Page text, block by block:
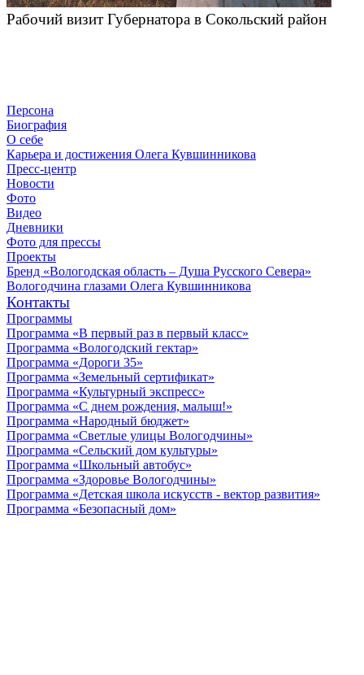
Рабочий визит Губернатора в Сокольский район
Персона
Биография
О себе
Карьера и достижения Олега Кувшинникова
Пресс-центр
Новости
Фото
Видео
Дневники
Фото для прессы
Проекты
Бренд «Вологодская область – Душа Русского Севера»
Вологодчина глазами Олега Кувшинникова
Контакты
Программы
Программа «В первый раз в первый класс»
Программа «Вологодский гектар»
Программа «Дороги 35»
Программа «Земельный сертификат»
Программа «Культурный экспресс»
Программа «С днем рождения, малыш!»
Программа «Народный бюджет»
Программа «Светлые улицы Вологодчины»
Программа «Сельский дом культуры»
Программа «Школьный автобус»
Программа «Здоровье Вологодчины»
Программа «Детская школа искусств - вектор развития»
Программа «Безопасный дом»